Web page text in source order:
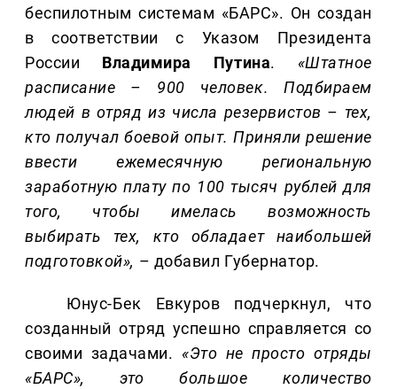
беспилотным системам «БАРС». Он создан
в соответствии с Указом Президента
России Владимира Путина. «Штатное
расписание – 900 человек. Подбираем
людей в отряд из числа резервистов – тех,
кто получал боевой опыт. Приняли решение
ввести ежемесячную региональную
заработную плату по 100 тысяч рублей для
того, чтобы имелась возможность
выбирать тех, кто обладает наибольшей
подготовкой», – добавил Губернатор.
Юнус-Бек Евкуров подчеркнул, что
созданный отряд успешно справляется со
своими задачами. «Это не просто отряды
«БАРС», это большое количество